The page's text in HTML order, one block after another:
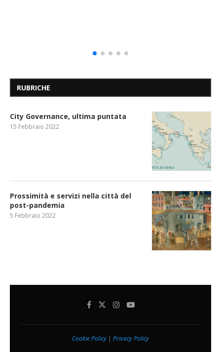
RUBRICHE
City Governance, ultima puntata
15 Febbraio 2022
Prossimità e servizi nella città del
post-pandemia
5 Febbraio 2022
Cookie Policy | Privacy Policy